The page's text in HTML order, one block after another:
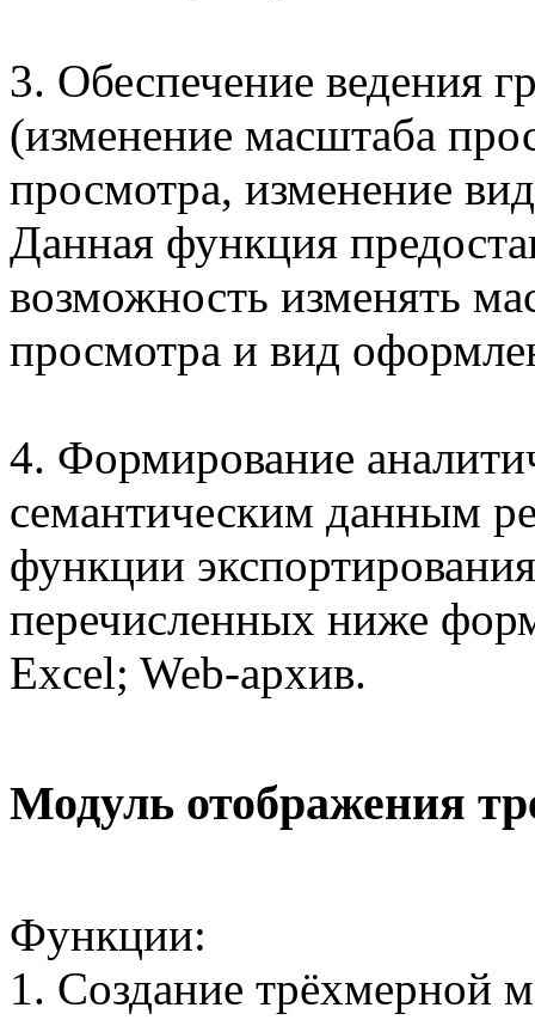
3. Обеспечение ведения
(изменение масштаба
просмотра, изменение
Данная функция
возможность изменять
просмотра и вид
4. Формирование
семантическим данным
функции
перечисленных ниже
Excel; Web-архив.
Модуль отображения
Функции:
1. Создание трёхмерной